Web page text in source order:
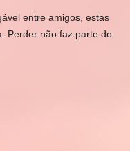
entre amigos, estas
Perder não faz parte do